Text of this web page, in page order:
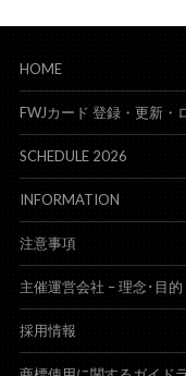
HOME
FWJカード 登録・更新・
SCHEDULE 2026
INFORMATION
注意事項
主催運営会社 – 理念･目的
採用情報